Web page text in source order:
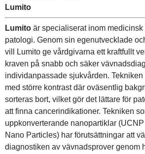
Lumito
Lumito är specialiserat inom medicinsk
patologi. Genom sin egenutvecklade
vill Lumito ge vårdgivarna ett kraftfullt
kraven på snabb och säker
individanpassade sjukvården.
med större kontrast där oväsentlig
sorteras bort, vilket gör det lättare för
att finna cancerindikationer. Tekniken
uppkonverterande nanopartiklar
Nano Particles) har förutsättningar att
diagnostiken av vävnadsprover genom